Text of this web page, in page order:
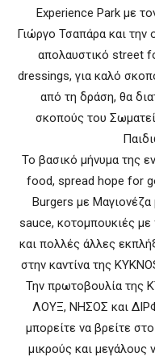
Experience Park με
Γιώργο Τσαπάρα και την
απολαυστικό street
dressings, για καλό
από τη δράση, θα
σκοπούς του
To βασικό μήνυμα της
food, spread hope for
Burgers με
sauce, κοτομπουκιές με
και πολλές άλλες
στην καντίνα της
Την πρωτοβουλία της
ΛΟΥΞ, ΝΗΣΟΣ και
μπορείτε να βρείτε
μικρούς και μεγάλους